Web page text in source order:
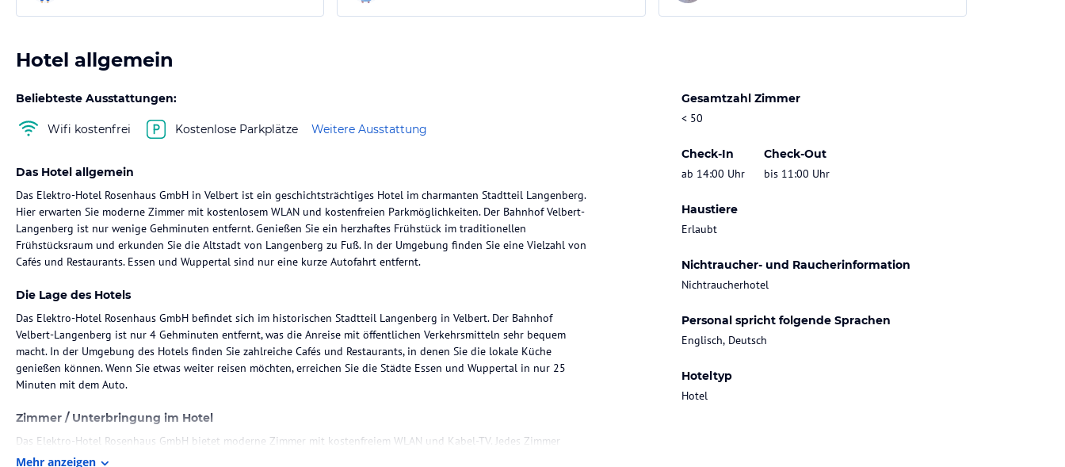
Hotel allgemein
Beliebteste Ausstattungen:
Wifi kostenfrei Kostenlose Parkplätze Weitere Ausstattung
Gesamtzahl Zimmer
< 50
Check-In
ab 14:00 Uhr
Check-Out
bis 11:00 Uhr
Haustiere
Erlaubt
Nichtraucher- und Raucherinformation
Nichtraucherhotel
Personal spricht folgende Sprachen
Englisch, Deutsch
Hoteltyp
Hotel
Das Hotel allgemein
Das Elektro-Hotel Rosenhaus GmbH in Velbert ist ein geschichtsträchtiges Hotel im charmanten Stadtteil Langenberg.
Hier erwarten Sie moderne Zimmer mit kostenlosem WLAN und kostenfreien Parkmöglichkeiten. Der Bahnhof Velbert-
Langenberg ist nur wenige Gehminuten entfernt. Genießen Sie ein herzhaftes Frühstück im traditionellen
Frühstücksraum und erkunden Sie die Altstadt von Langenberg zu Fuß. In der Umgebung finden Sie eine Vielzahl von
Cafés und Restaurants. Essen und Wuppertal sind nur eine kurze Autofahrt entfernt.
Die Lage des Hotels
Das Elektro-Hotel Rosenhaus GmbH befindet sich im historischen Stadtteil Langenberg in Velbert. Der Bahnhof
Velbert-Langenberg ist nur 4 Gehminuten entfernt, was die Anreise mit öffentlichen Verkehrsmitteln sehr bequem
macht. In der Umgebung des Hotels finden Sie zahlreiche Cafés und Restaurants, in denen Sie die lokale Küche
genießen können. Wenn Sie etwas weiter reisen möchten, erreichen Sie die Städte Essen und Wuppertal in nur 25
Minuten mit dem Auto.
Zimmer / Unterbringung im Hotel
Das Elektro-Hotel Rosenhaus GmbH bietet moderne Zimmer mit kostenfreiem WLAN und Kabel-TV. Jedes Zimmer
verfügt über ein eigenes Badezimmer und bietet Ihnen somit den Komfort, den Sie während Ihres Aufenthalts
Mehr anzeigen